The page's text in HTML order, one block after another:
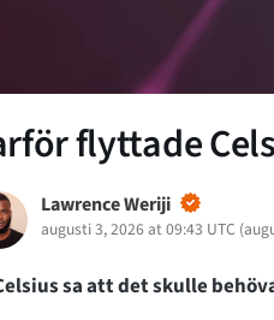
flyttade
Lawrence Weriji
augusti 3, 2026 at 09:43 UTC (
sa att det skulle